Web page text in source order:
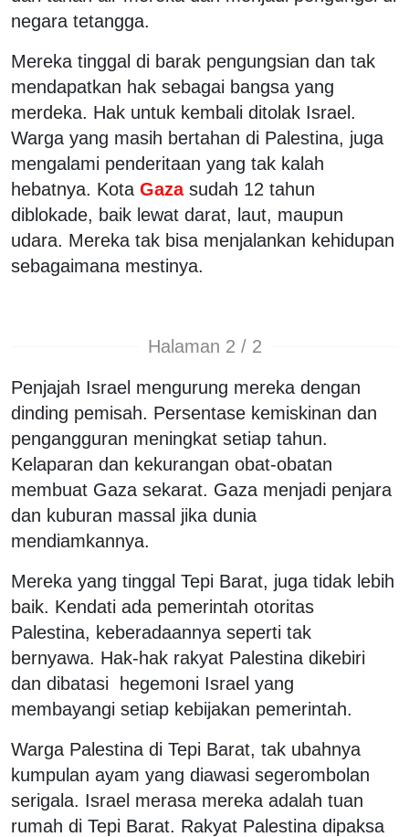
negara tetangga.
Mereka tinggal di barak pengungsian dan tak
mendapatkan hak sebagai bangsa yang
merdeka. Hak untuk kembali ditolak Israel.
Warga yang masih bertahan di Palestina, juga
mengalami penderitaan yang tak kalah
hebatnya. Kota Gaza sudah 12 tahun
diblokade, baik lewat darat, laut, maupun
udara. Mereka tak bisa menjalankan kehidupan
sebagaimana mestinya.
Halaman 2 / 2
Penjajah Israel mengurung mereka dengan
dinding pemisah. Persentase kemiskinan dan
pengangguran meningkat setiap tahun.
Kelaparan dan kekurangan obat-obatan
membuat Gaza sekarat. Gaza menjadi penjara
dan kuburan massal jika dunia
mendiamkannya.
Mereka yang tinggal Tepi Barat, juga tidak lebih
baik. Kendati ada pemerintah otoritas
Palestina, keberadaannya seperti tak
bernyawa. Hak-hak rakyat Palestina dikebiri
dan dibatasi hegemoni Israel yang
membayangi setiap kebijakan pemerintah.
Warga Palestina di Tepi Barat, tak ubahnya
kumpulan ayam yang diawasi segerombolan
serigala. Israel merasa mereka adalah tuan
rumah di Tepi Barat. Rakyat Palestina dipaksa